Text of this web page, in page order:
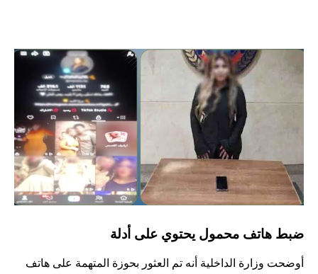
ضبط هاتف محمول يحتوي على أدلة
أوضحت وزارة الداخلية أنه تم العثور بحوزة المتهمة على هاتف